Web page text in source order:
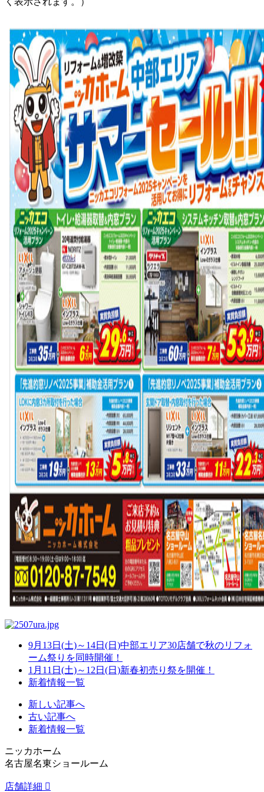
9月13日(土)～14日(日)中部エリア30店舗で秋のリフォ
ーム祭りを同時開催！
1月11日(土)～12日(日)新春初売り祭を開催！
新着情報一覧
新しい記事へ
古い記事へ
新着情報一覧
ニッカホーム
名古屋名東ショールーム
店舗詳細